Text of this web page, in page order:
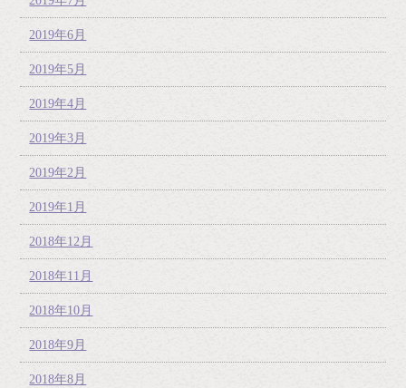
2019年6月
2019年5月
2019年4月
2019年3月
2019年2月
2019年1月
2018年12月
2018年11月
2018年10月
2018年9月
2018年8月